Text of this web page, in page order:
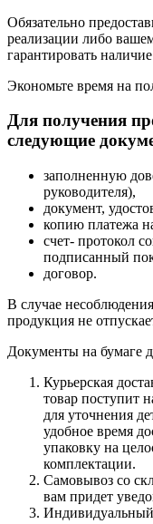
Обязательно
реализации либо
гарантировать
Экономьте время на
Для получения
следующие
заполненную
руководителя),
документ,
копию платежа
счет- протокол
подписанный
договор.
В случае
продукция не
Документы на бумаге
Курьерская
товар поступит
для уточнения
удобное время
упаковку на
комплектации.
Самовывоз со
вам придет
Индивидуальный